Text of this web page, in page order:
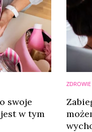
swoje
w tym
ZDROWIE